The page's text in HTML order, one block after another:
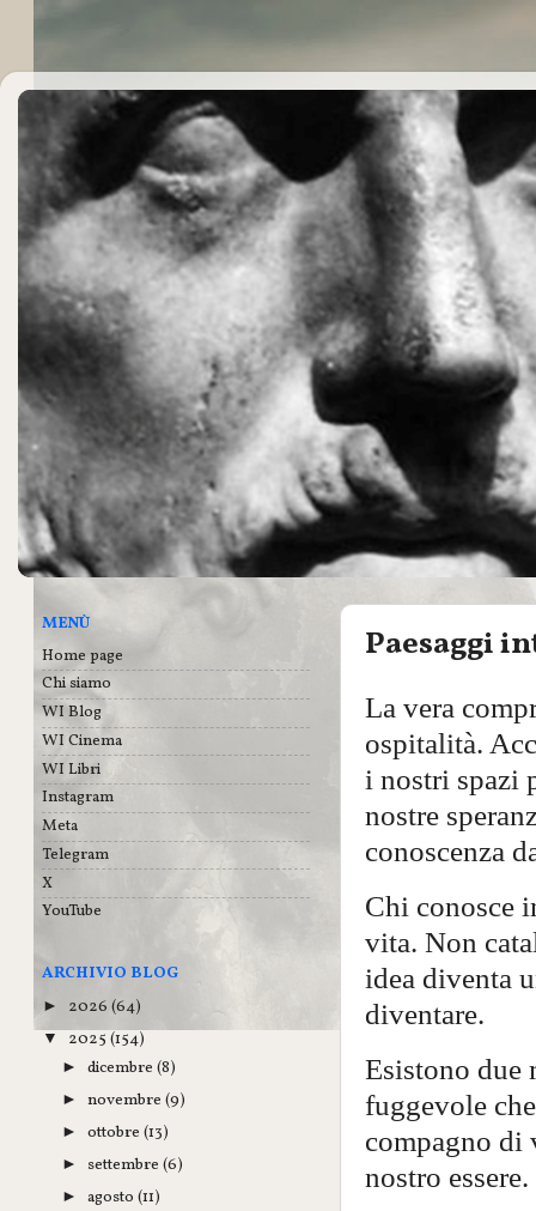
Paesaggi
La vera
ospitalità.
i nostri spazi
nostre
conoscenza
Chi conosce
vita. Non
idea diventa
diventare.
Esistono due
fuggevole
compagno di
nostro essere.
MENÙ
Home page
Chi siamo
WI Blog
WI Cinema
WI Libri
Instagram
Meta
Telegram
X
YouTube
ARCHIVIO BLOG
► 2026 (64)
▼ 2025 (154)
►dicembre(8)
►novembre(9)
►ottobre(13)
► settembre(6)
►agosto(11)